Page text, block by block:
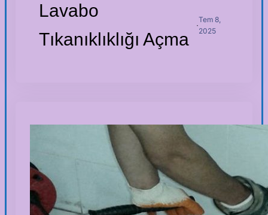
Lavabo
Tıkanıklıklığı Açma
·
Tem 8,
2025